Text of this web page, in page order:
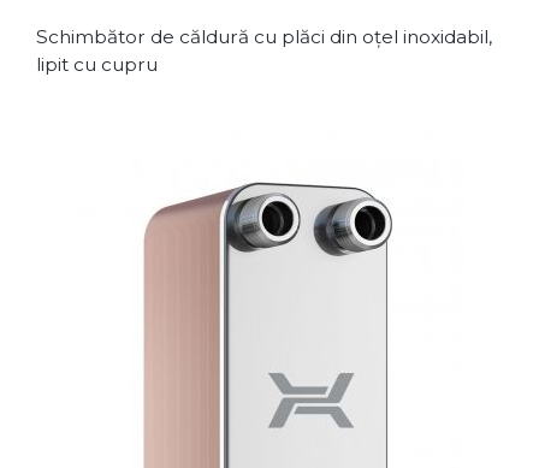
Schimbător de căldură cu plăci din oțel inoxidabil,
lipit cu cupru